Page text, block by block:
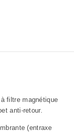
filtre magnétique
anti-retour.
(entraxe